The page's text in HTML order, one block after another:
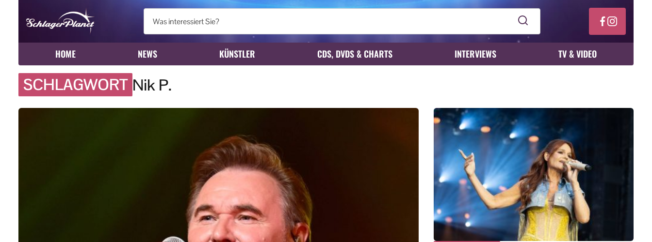
HOME NEWS KÜNSTLER CDS, DVDS & CHARTS INTERVIEWS TV & VIDEO
SCHLAGWORT Nik P.